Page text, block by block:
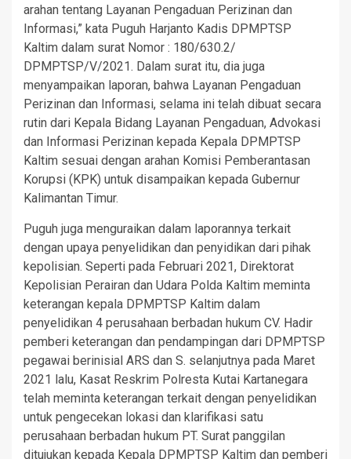
arahan tentang Layanan Pengaduan Perizinan dan
Informasi,” kata Puguh Harjanto Kadis DPMPTSP
Kaltim dalam surat Nomor : 180/630.2/
DPMPTSP/V/2021. Dalam surat itu, dia juga
menyampaikan laporan, bahwa Layanan Pengaduan
Perizinan dan Informasi, selama ini telah dibuat secara
rutin dari Kepala Bidang Layanan Pengaduan, Advokasi
dan Informasi Perizinan kepada Kepala DPMPTSP
Kaltim sesuai dengan arahan Komisi Pemberantasan
Korupsi (KPK) untuk disampaikan kepada Gubernur
Kalimantan Timur.
Puguh juga menguraikan dalam laporannya terkait
dengan upaya penyelidikan dan penyidikan dari pihak
kepolisian. Seperti pada Februari 2021, Direktorat
Kepolisian Perairan dan Udara Polda Kaltim meminta
keterangan kepala DPMPTSP Kaltim dalam
penyelidikan 4 perusahaan berbadan hukum CV. Hadir
pemberi keterangan dan pendampingan dari DPMPTSP
pegawai berinisial ARS dan S. selanjutnya pada Maret
2021 lalu, Kasat Reskrim Polresta Kutai Kartanegara
telah meminta keterangan terkait dengan penyelidikan
untuk pengecekan lokasi dan klarifikasi satu
perusahaan berbadan hukum PT. Surat panggilan
ditujukan kepada Kepala DPMPTSP Kaltim dan pemberi